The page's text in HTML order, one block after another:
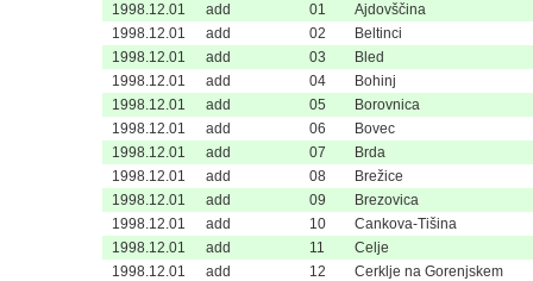
1998.12.01
add 01
Ajdovščina
1998.12.01
add 02
Beltinci
1998.12.01
add 03
Bled
1998.12.01
add 04
Bohinj
1998.12.01
add 05
Borovnica
1998.12.01
add 06
Bovec
1998.12.01
add 07
Brda
1998.12.01
add 08
Brežice
1998.12.01
add 09
Brezovica
1998.12.01
add 10
Cankova-Tišina
1998.12.01
add 11
Celje
1998.12.01
add 12
Cerklje na Gorenjskem